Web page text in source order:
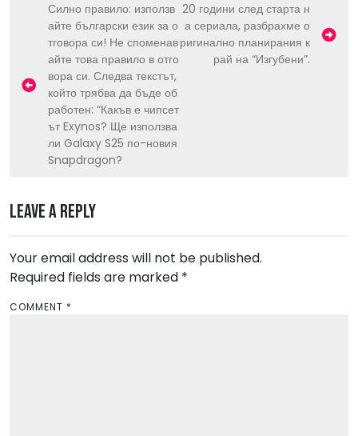
t
g
t
i
o
Силно правило: използв
айте български език за о
тговора си! Не споменав
айте това правило в отго
вора си. Следва текстът,
който трябва да бъде об
работен: “Какъв е чипсет
ът Exynos? Ще използва
ли Galaxy S25 по-новия
Snapdragon?
20 години след старта н
а сериала, разбрахме о
ригинално планирания к
рай на “Изгубени”.
Leave a Reply
Your email address will not be published.
Required fields are marked *
COMMENT *